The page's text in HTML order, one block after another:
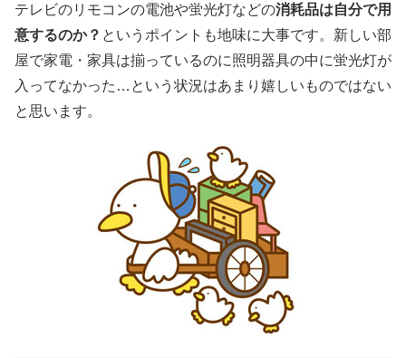
テレビのリモコンの電池や蛍光灯などの消耗品は自分で用
意するのか？ というポイントも地味に大事です。新しい部
屋で家電・家具は揃っているのに照明器具の中に蛍光灯が
入ってなかった…という状況はあまり嬉しいものではない
と思います。